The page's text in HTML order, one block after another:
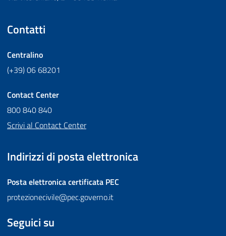
Contatti
Centralino
(+39) 06 68201
Contact Center
800 840 840
Scrivi al Contact Center
Indirizzi di posta elettronica
Posta elettronica certificata PEC
protezionecivile@pec.governo.it
Seguici su